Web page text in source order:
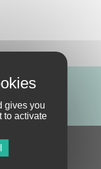
gives you
to activate